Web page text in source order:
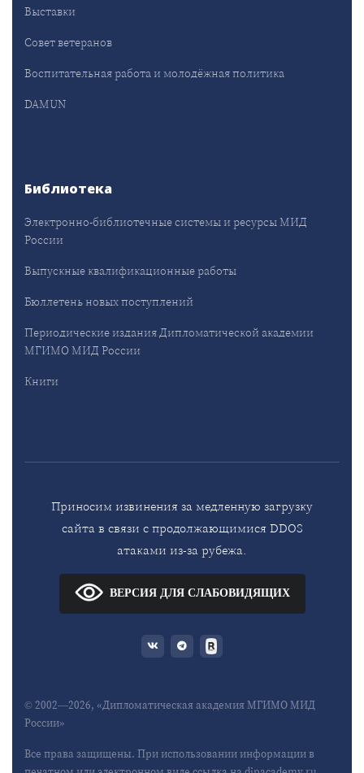
Выставки
Совет ветеранов
Воспитательная работа и молодёжная политика
DAMUN
Библиотека
Электронно-библиотечные системы и ресурсы МИД
России
Выпускные квалификационные работы
Бюллетень новых поступлений
Периодические издания Дипломатической академии
МГИМО МИД России
Книги
Приносим извинения за медленную загрузку
сайта в связи с продолжающимися DDOS
атаками из-за рубежа.
ВЕРСИЯ ДЛЯ СЛАБОВИДЯЩИХ
© 2002—2026, «Дипломатическая академия МГИМО МИД
России»
Все права защищены. При использовании информации в